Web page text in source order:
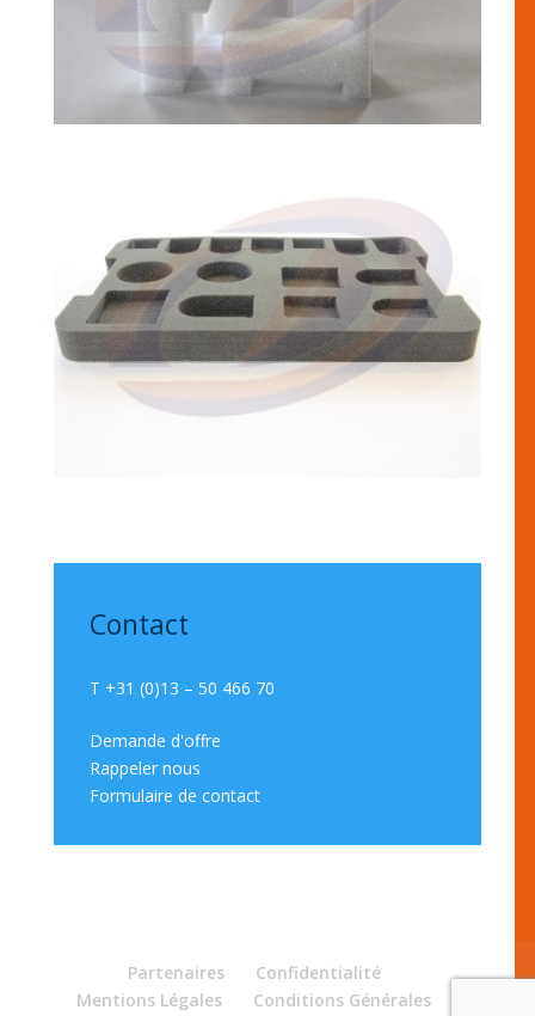
Contact
T +31 (0)13 – 50 466 70
Demande d'offre
Rappeler nous
Formulaire de contact
Partenaires
Confidentialité
Mentions Légales
Conditions Générales